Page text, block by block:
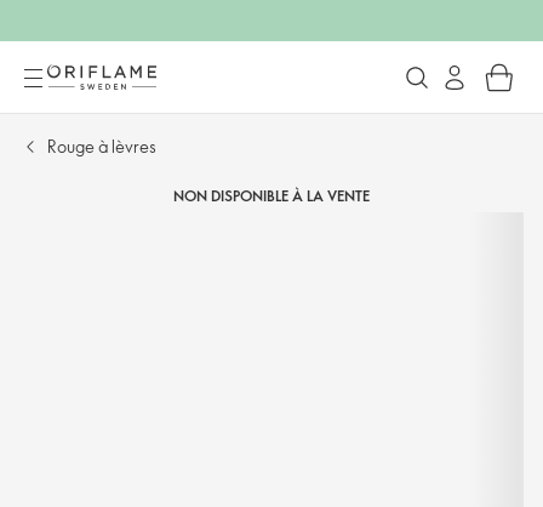
Rouge à lèvres
NON DISPONIBLE À LA VENTE